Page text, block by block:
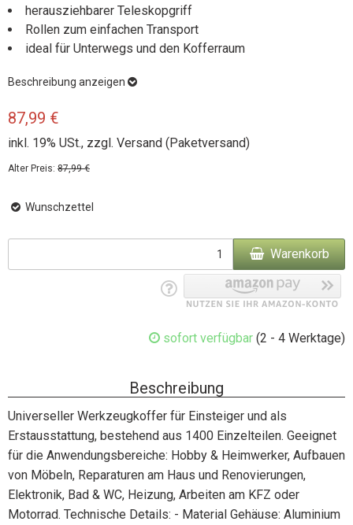
herausziehbarer Teleskopgriff
Rollen zum einfachen Transport
ideal für Unterwegs und den Kofferraum
Beschreibung anzeigen
87,99 €
inkl. 19% USt., zzgl. Versand (Paketversand)
Alter Preis: 87,99 €
Wunschzettel
Warenkorb
sofort verfügbar (2 - 4 Werktage)
Beschreibung
Universeller Werkzeugkoffer für Einsteiger und als
Erstausstattung, bestehend aus 1400 Einzelteilen. Geeignet
für die Anwendungsbereiche: Hobby & Heimwerker, Aufbauen
von Möbeln, Reparaturen am Haus und Renovierungen,
Elektronik, Bad & WC, Heizung, Arbeiten am KFZ oder
Motorrad. Technische Details: - Material Gehäuse: Aluminium